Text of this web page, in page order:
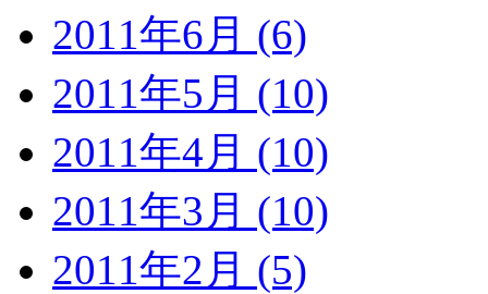
2011年6月 (6)
2011年5月 (10)
2011年4月 (10)
2011年3月 (10)
2011年2月 (5)